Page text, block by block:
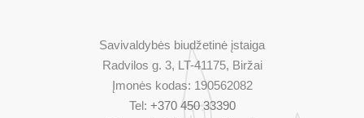
Savivaldybės biudžetinė įstaiga
Radvilos g. 3, LT-41175, Biržai
Įmonės kodas: 190562082
Tel: +370 450 33390